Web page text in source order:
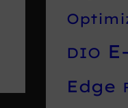
DIO
Edge